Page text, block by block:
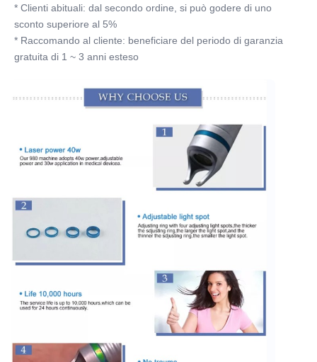
* Clienti abituali: dal secondo ordine, si può godere di uno
sconto superiore al 5%
* Raccomando al cliente: beneficiare del periodo di garanzia
gratuita di 1 ~ 3 anni esteso